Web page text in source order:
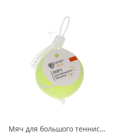
Мяч для большого тенниса/072-002